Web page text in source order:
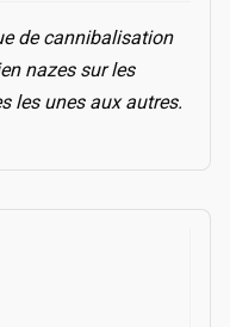
de cannibalisation
nazes sur les
les unes aux autres.